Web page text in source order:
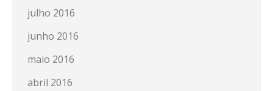
julho 2016
junho 2016
maio 2016
abril 2016